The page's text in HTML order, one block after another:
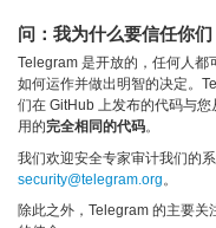
问：我为什么要信任你们
Telegram 是开放的，任何人都
如何运作并做出明智的决定。
们在 GitHub 上发布的代码与
用的完全相同的代码。
我们欢迎安全专家审计我们的
security@telegram.org 。
除此之外，Telegram 的主要关